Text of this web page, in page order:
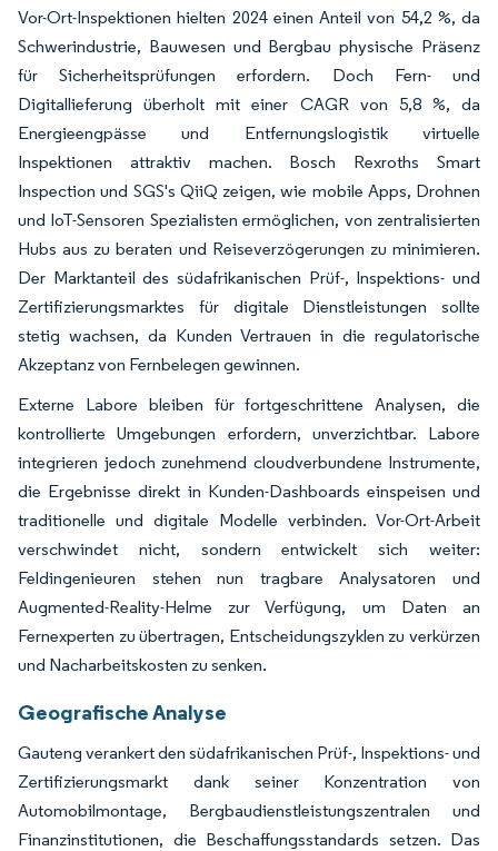
Vor-Ort-Inspektionen hielten 2024 einen Anteil von 54,2 %, da
Schwerindustrie, Bauwesen und Bergbau physische Präsenz
für Sicherheitsprüfungen erfordern. Doch Fern- und
Digitallieferung überholt mit einer CAGR von 5,8 %, da
Energieengpässe und Entfernungslogistik virtuelle
Inspektionen attraktiv machen. Bosch Rexroths Smart
Inspection und SGS's QiiQ zeigen, wie mobile Apps, Drohnen
und IoT-Sensoren Spezialisten ermöglichen, von zentralisierten
Hubs aus zu beraten und Reiseverzögerungen zu minimieren.
Der Marktanteil des südafrikanischen Prüf-, Inspektions- und
Zertifizierungsmarktes für digitale Dienstleistungen sollte
stetig wachsen, da Kunden Vertrauen in die regulatorische
Akzeptanz von Fernbelegen gewinnen.
Externe Labore bleiben für fortgeschrittene Analysen, die
kontrollierte Umgebungen erfordern, unverzichtbar. Labore
integrieren jedoch zunehmend cloudverbundene Instrumente,
die Ergebnisse direkt in Kunden-Dashboards einspeisen und
traditionelle und digitale Modelle verbinden. Vor-Ort-Arbeit
verschwindet nicht, sondern entwickelt sich weiter:
Feldingenieuren stehen nun tragbare Analysatoren und
Augmented-Reality-Helme zur Verfügung, um Daten an
Fernexperten zu übertragen, Entscheidungszyklen zu verkürzen
und Nacharbeitskosten zu senken.
Geografische Analyse
Gauteng verankert den südafrikanischen Prüf-, Inspektions- und
Zertifizierungsmarkt dank seiner Konzentration von
Automobilmontage, Bergbaudienstleistungszentralen und
Finanzinstitutionen, die Beschaffungsstandards setzen. Das